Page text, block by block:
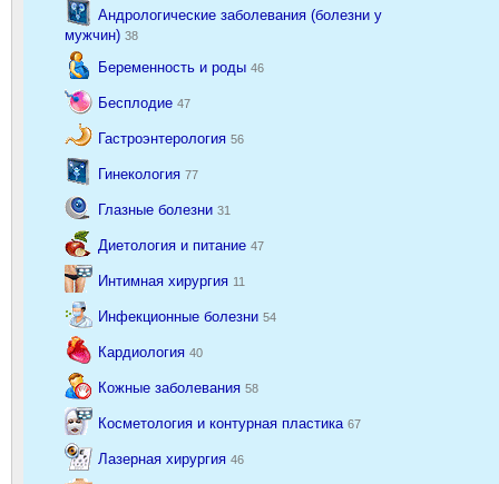
Андрологические заболевания (болезни у
мужчин) 38
Беременность и роды 46
Бесплодие 47
Гастроэнтерология 56
Гинекология 77
Глазные болезни 31
Диетология и питание 47
Интимная хирургия 11
Инфекционные болезни 54
Кардиология 40
Кожные заболевания 58
Косметология и контурная пластика 67
Лазерная хирургия 46